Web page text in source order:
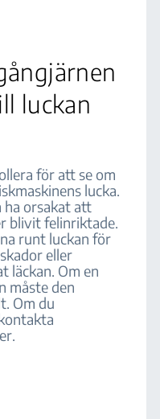
luckan
för att se om
lucka.
ha orsakat att
blivit felinriktade.
runt luckan för
eller
läckan. Om en
måste den
Om du